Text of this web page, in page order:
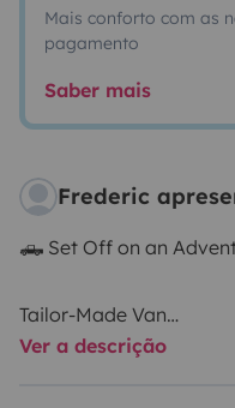
Mais conforto com as
pagamento
Saber mais
Frederic
🛻 Set Off on an
Tailor-Made Van
👋 My name is Frédéric
Ver a descrição